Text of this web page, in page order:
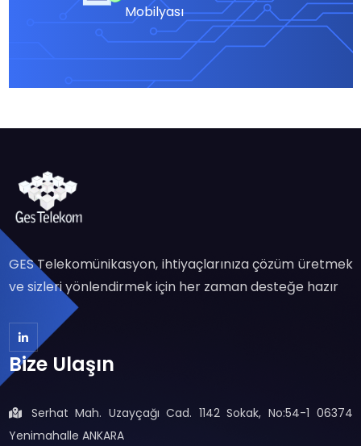
Mobilyası
GES Telekomünikasyon, ihtiyaçlarınıza çözüm üretmek
ve sizleri yönlendirmek için her zaman desteğe hazır
Bize Ulaşın
Serhat Mah. Uzayçağı Cad. 1142 Sokak, No:54-1 06374
Yenimahalle ANKARA